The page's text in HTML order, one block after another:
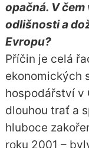
opačná. V
odlišnosti a
Evropu?
Příčin je celá
ekonomických
hospodářství v
dlouhou trať a
hluboce
roku 2001 –